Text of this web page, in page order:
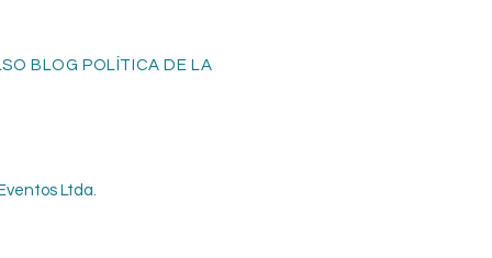
BLOG POLÍTICA DE LA
Ltda.